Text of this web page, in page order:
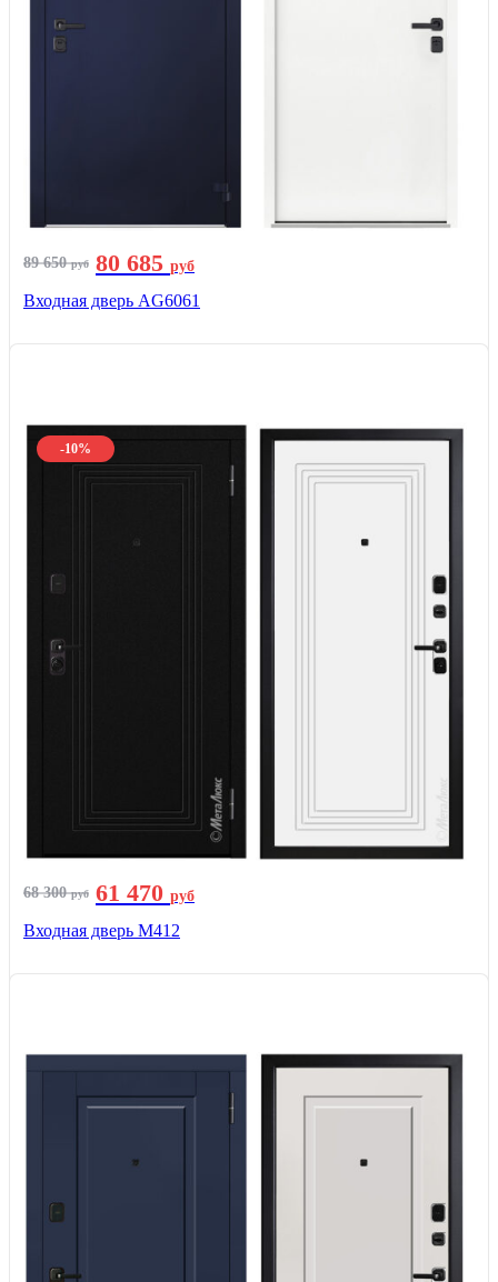
89 650руб 80 685 руб
Входная дверь AG6061
-10%
68 300руб 61 470 руб
Входная дверь М412